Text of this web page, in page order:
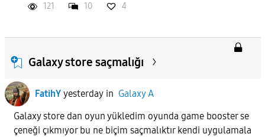
121 10 4
Galaxy store saçmalığı
FatihY yesterdayin Galaxy A
Galaxy store dan oyun yükledim oyunda game booster se
çeneği çıkmıyor bu ne biçim saçmalıktır kendi uygulamala